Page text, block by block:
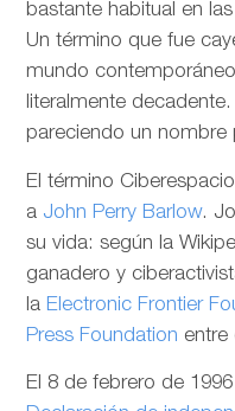
bastante habitual en
Un término que fue
mundo
literalmente
pareciendo un nombre
El término
a John Perry Barlow.
su vida: según la
ganadero y
la Electronic Frontier
Press Foundation entre
El 8 de febrero de